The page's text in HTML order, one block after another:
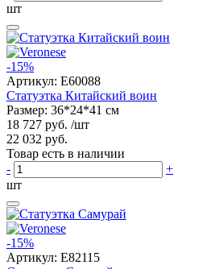
шт
-15%
Артикул: E60088
Статуэтка Китайский воин
Размер: 36*24*41 см
18 727 руб. /шт
22 032 руб.
Товар есть в наличии
-
+
шт
-15%
Артикул: E82115